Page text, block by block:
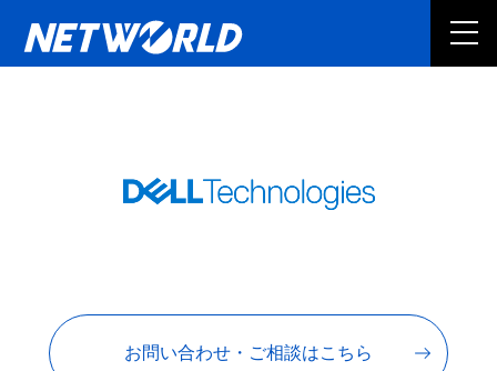
お問い合わせ・ご相談はこちら